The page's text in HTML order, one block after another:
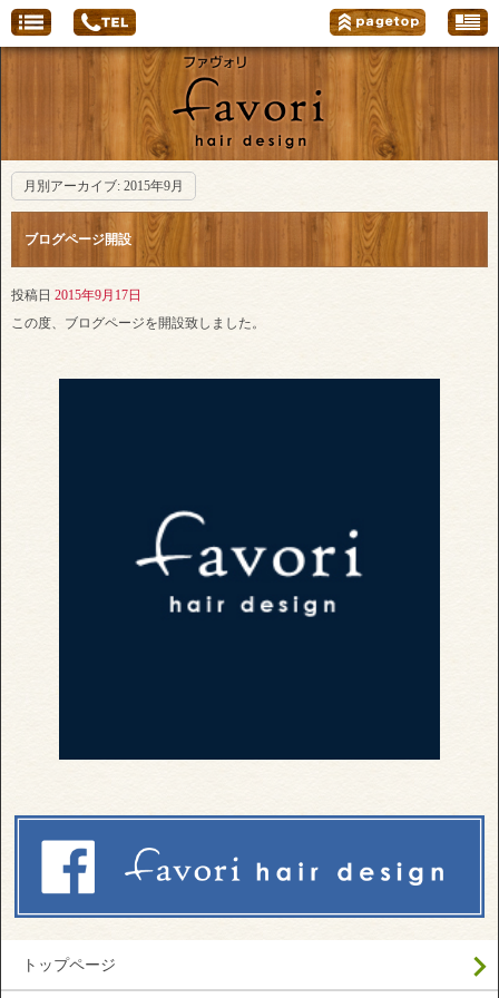
月別アーカイブ: 2015年9月
ブログページ開設
投稿日 2015年9月17日
この度、ブログページを開設致しました。
トップページ